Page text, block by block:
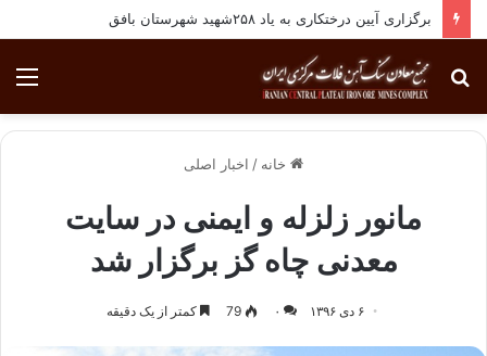
برگزاری آیین درختکاری به یاد ۲۵۸شهید شهرستان بافق
جستجو
برای
خانه / اخبار اصلی
مانور زلزله و ایمنی در سایت
معدنی چاه گز برگزار شد
۶ دی ۱۳۹۶ ۰ 79 کمتر از یک دقیقه